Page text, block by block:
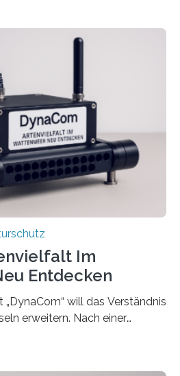
Im
Entdecken
will das Verständnis
erweitern. Nach einer
ist nun eine große